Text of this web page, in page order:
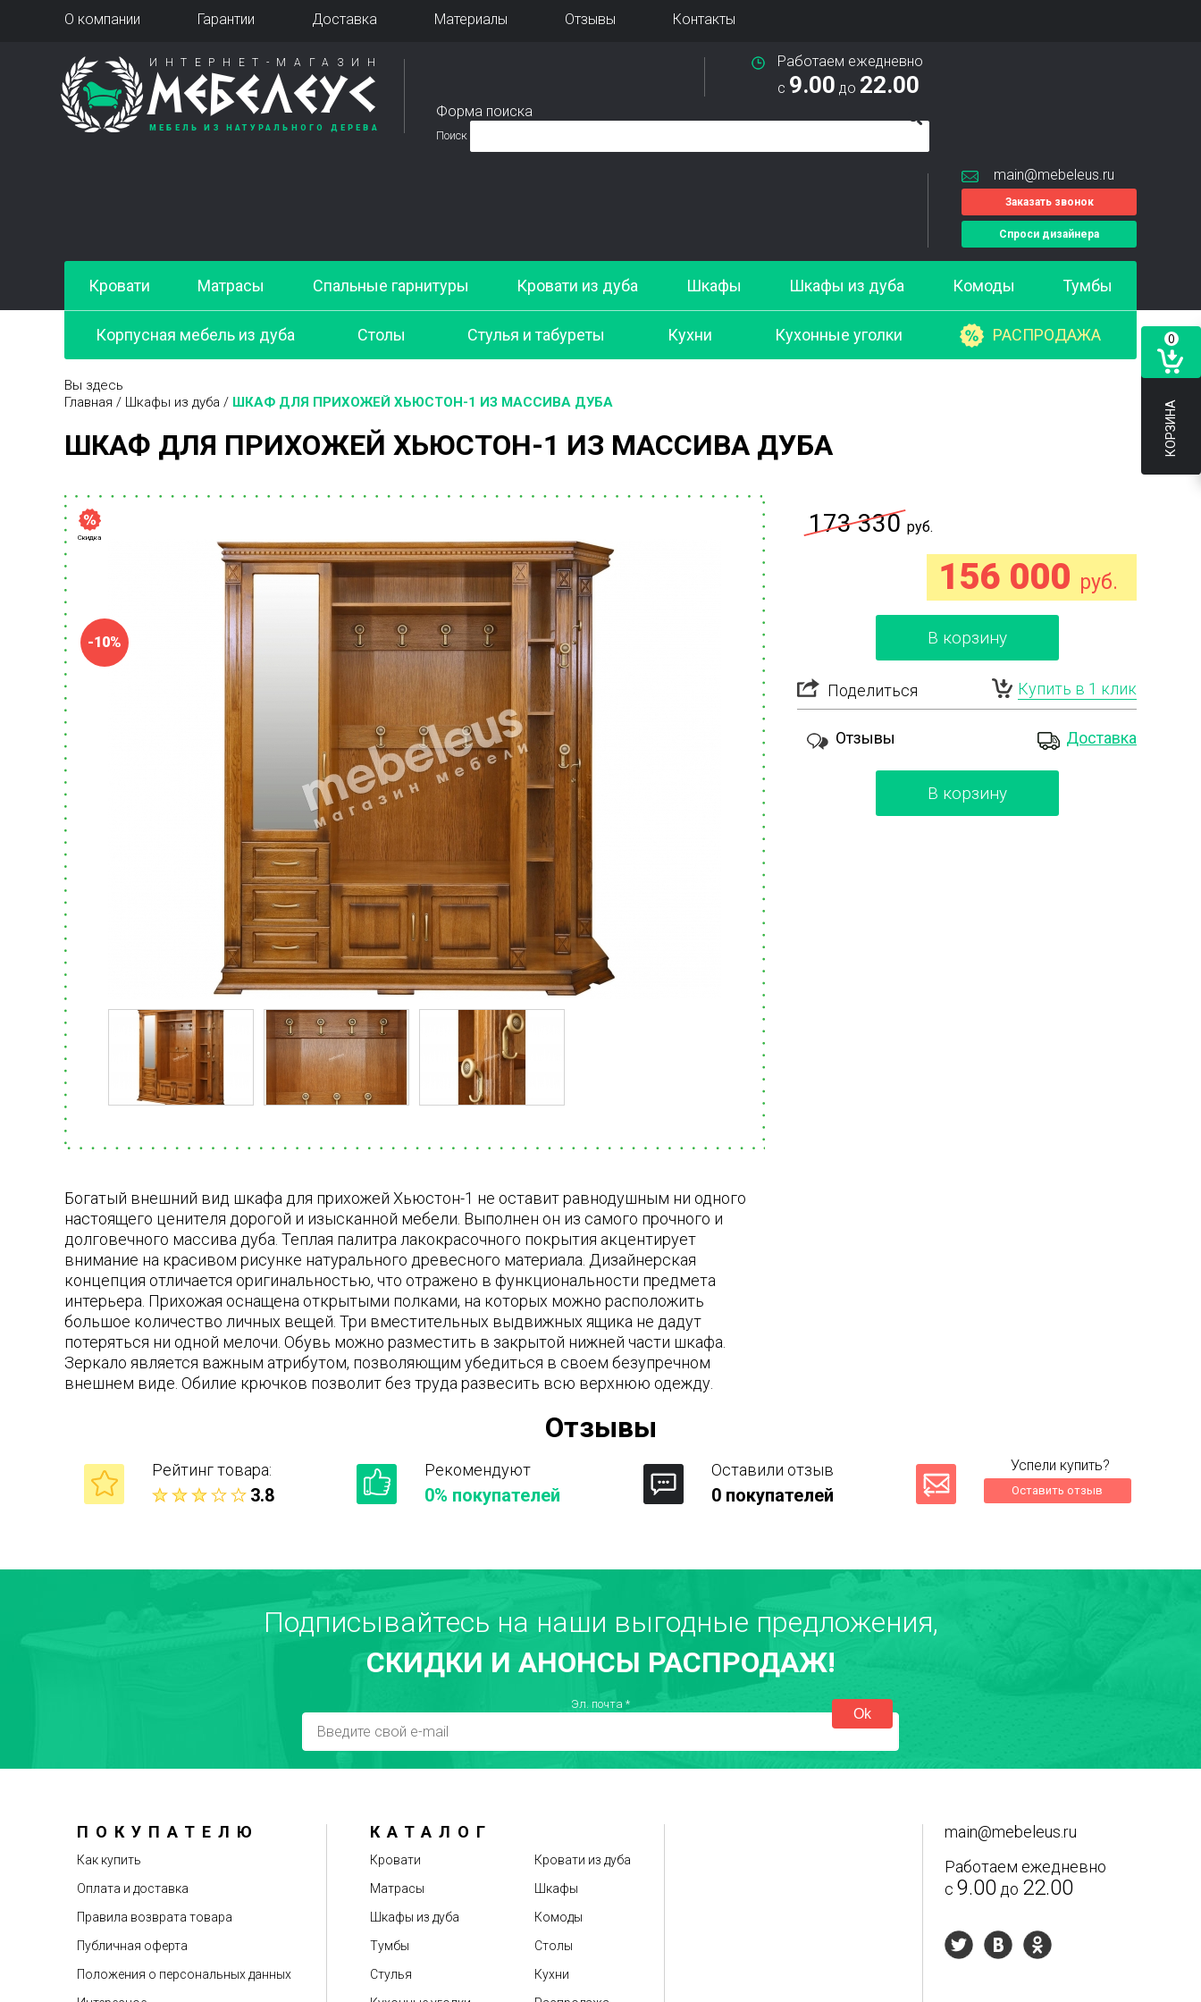
О компании Гарантии Доставка Материалы Отзывы Контакты
ИНТЕРНЕТ-МАГАЗИН
МЕБЕЛЕУС
МЕБЕЛЬ ИЗ НАТУРАЛЬНОГО ДЕРЕВА
Работаем ежедневно
с 9.00 до 22.00
Форма поиска
Поиск
main@mebeleus.ru
Заказать звонок
Спроси дизайнера
Кровати Матрасы Спальные гарнитуры Кровати из дуба Шкафы Шкафы из дуба Комоды Тумбы
Корпусная мебель из дуба Столы Стулья и табуреты Кухни Кухонные уголки РАСПРОДАЖА
Вы здесь
Главная / Шкафы из дуба / ШКАФ ДЛЯ ПРИХОЖЕЙ ХЬЮСТОН-1 ИЗ МАССИВА ДУБА
ШКАФ ДЛЯ ПРИХОЖЕЙ ХЬЮСТОН-1 ИЗ МАССИВА ДУБА
Скидка
-10%
173 330 руб.
156 000 руб.
В корзину
Поделиться Купить в 1 клик
Отзывы Доставка
В корзину
Богатый внешний вид шкафа для прихожей Хьюстон-1 не оставит равнодушным ни одного
настоящего ценителя дорогой и изысканной мебели. Выполнен он из самого прочного и
долговечного массива дуба. Теплая палитра лакокрасочного покрытия акцентирует
внимание на красивом рисунке натурального древесного материала. Дизайнерская
концепция отличается оригинальностью, что отражено в функциональности предмета
интерьера. Прихожая оснащена открытыми полками, на которых можно расположить
большое количество личных вещей. Три вместительных выдвижных ящика не дадут
потеряться ни одной мелочи. Обувь можно разместить в закрытой нижней части шкафа.
Зеркало является важным атрибутом, позволяющим убедиться в своем безупречном
внешнем виде. Обилие крючков позволит без труда развесить всю верхнюю одежду.
Отзывы
Рейтинг товара:
3.8
Рекомендуют
0% покупателей
Оставили отзыв
0 покупателей
Успели купить?
Оставить отзыв
Недостатки Текст отзыва
Подписывайтесь на наши выгодные предложения,
СКИДКИ И АНОНСЫ РАСПРОДАЖ!
Эл. почта *
ПОКУПАТЕЛЮ
Как купить
Оплата и доставка
Правила возврата товара
Публичная оферта
Положения о персональных данных
КАТАЛОГ
Кровати
Кровати из дуба
Матрасы
Шкафы
Шкафы из дуба
Комоды
Тумбы
Столы
Стулья
Кухни
main@mebeleus.ru
Работаем ежедневно
с 9.00 до 22.00
0
КОРЗИНА